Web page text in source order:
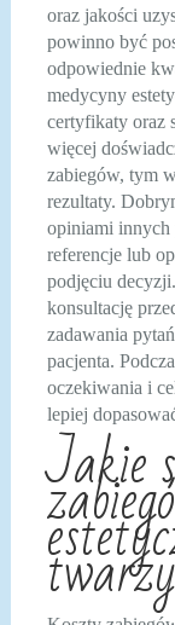
oraz jakości
powinno być
odpowiednie
medycyny
certyfikaty oraz
więcej
zabiegów, tym
rezultaty.
opiniami innych
referencje lub
podjęciu
konsultację
zadawania
pacjenta.
oczekiwania i
lepiej
Jakie